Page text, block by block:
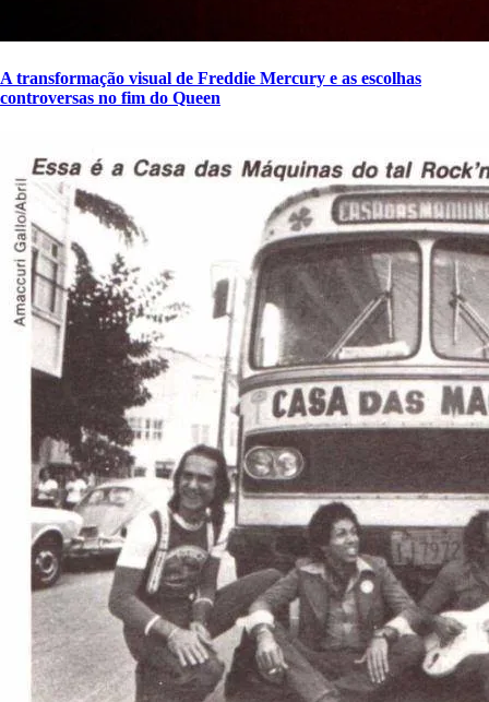
A transformação visual de Freddie Mercury e as escolhas
controversas no fim do Queen